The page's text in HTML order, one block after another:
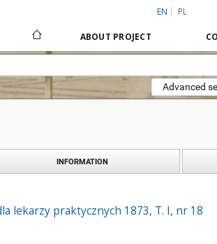
EN PL
ABOUT PROJECT
Advanced
INFORMATION
lekarzy praktycznych 1873, T. I, nr 18